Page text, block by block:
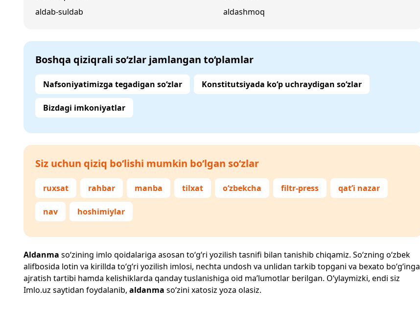
aldab-suldab
aldashmoq
Boshqa qiziqrali so‘zlar jamlangan to‘plamlar
Nafsoniyatimizga tegadigan so‘zlar Konstitutsiyada ko‘p uchraydigan so‘zlar
Bizdagi imkoniyatlar
Siz uchun qiziq bo‘lishi mumkin bo‘lgan so‘zlar
ruxsat rahbar manba tilxat o‘zbekcha filtr-press qat’i nazar
nav hoshimiylar
Aldanma so‘zining imlo qoidalariga asosan to‘g‘ri yozilish tasnifi bilan tanishib chiqamiz. So‘zning o‘zbek
alifbosida lotin va kirillda to‘g‘ri yozilish imlosi, nechta undosh va unlidan tarkib topgani va bexato bo‘g‘inga
ajratish tartibi hamda kelishiklarda qanday tuslanishiga oid ma’lumotlar berilgan. O‘ylaymizki, endi siz
Imlo.uz saytidan foydalanib, aldanma so‘zini xatosiz yoza olasiz.